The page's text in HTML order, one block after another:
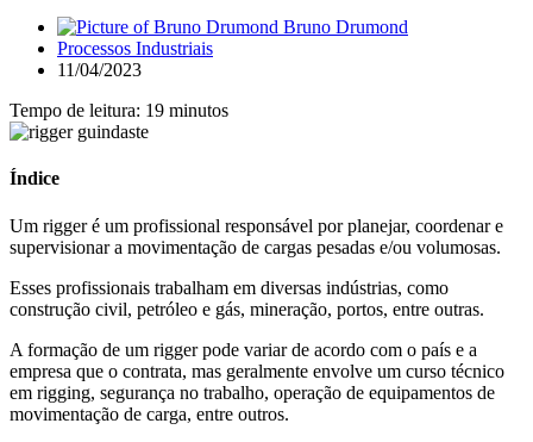
Bruno Drumond
Processos Industriais
11/04/2023
Tempo de leitura: 19 minutos
Índice
Um rigger é um profissional responsável por planejar, coordenar e
supervisionar a movimentação de cargas pesadas e/ou volumosas.
Esses profissionais trabalham em diversas indústrias, como
construção civil, petróleo e gás, mineração, portos, entre outras.
A formação de um rigger pode variar de acordo com o país e a
empresa que o contrata, mas geralmente envolve um curso técnico
em rigging, segurança no trabalho, operação de equipamentos de
movimentação de carga, entre outros.